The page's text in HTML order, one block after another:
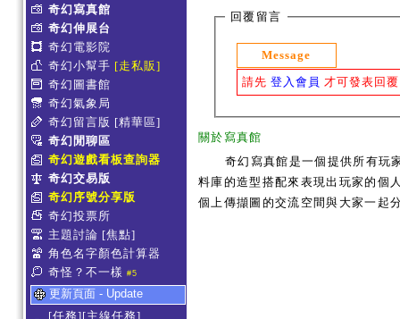
奇幻寫真館
奇幻伸展台
奇幻電影院
奇幻小幫手 [走私販]
奇幻圖書館
奇幻氣象局
奇幻留言版 [精華區]
奇幻閒聊區
奇幻遊戲看板查詢器
奇幻交易版
奇幻序號分享版
奇幻投票所
主題討論 [焦點]
角色名字顏色計算器
奇怪？不一樣 #5
更新頁面 - Update
[任務][主線任務]
回覆留言
Message
請先 登入會員 才可發表回
關於寫真館
奇幻寫真館是一個提供所有玩
料庫的造型搭配來表現出玩家的個
個上傳擷圖的交流空間與大家一起